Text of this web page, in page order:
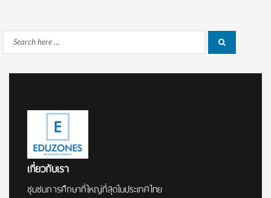
Search
เกี่ยวกับเรา
ชุมชนการศึกษาที่ใหญ่ที่สุดในประเทศไทย